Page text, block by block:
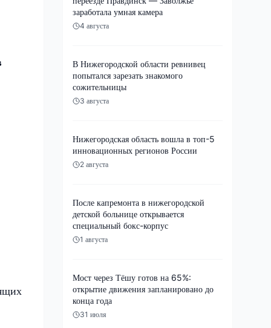
заработала умная камера
4 августа
В Нижегородской области ревнивец
попытался зарезать знакомого
сожительницы
3 августа
Нижегородская область вошла в топ-5
инновационных регионов России
2 августа
После капремонта в нижегородской
детской больнице открывается
специальный бокс-корпус
1 августа
Мост через Тёшу готов на 65%:
открытие движения запланировано до
конца года
31 июля